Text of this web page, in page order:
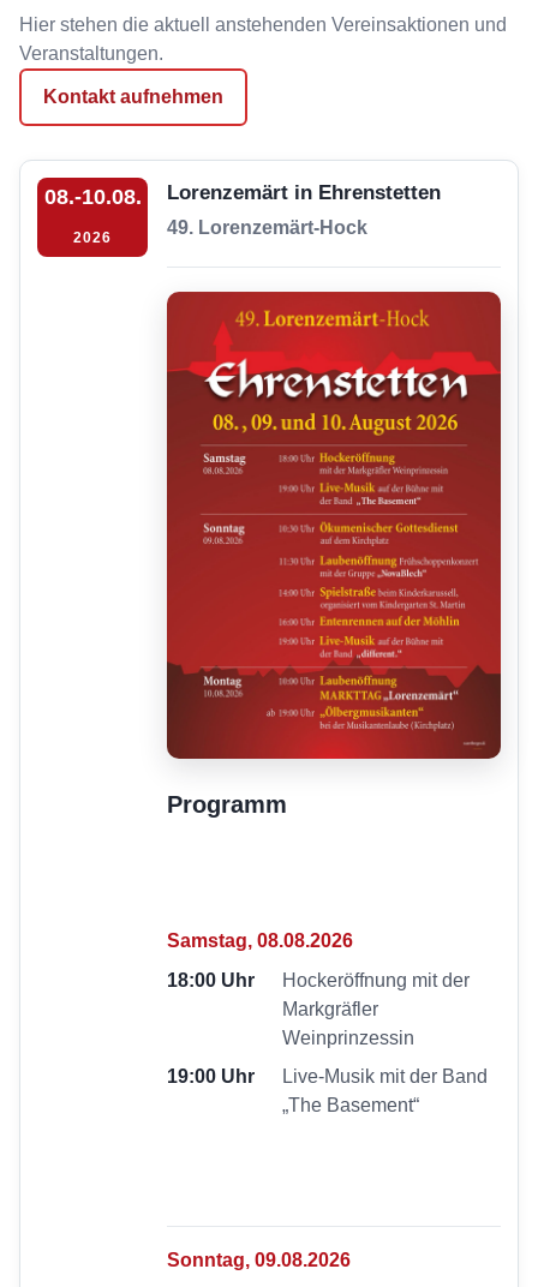
Hier stehen die aktuell anstehenden Vereinsaktionen und
Veranstaltungen.
Kontakt aufnehmen
08.-10.08.
2026
Lorenzemärt in Ehrenstetten
49. Lorenzemärt-Hock
Programm
Samstag, 08.08.2026
18:00 Uhr
Hockeröffnung mit der
Markgräfler
Weinprinzessin
19:00 Uhr
Live-Musik mit der Band
„The Basement“
Sonntag, 09.08.2026